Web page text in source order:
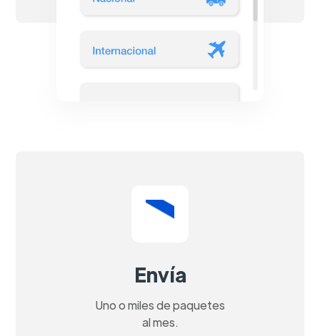
Envía
Uno o miles de paquetes
al mes.